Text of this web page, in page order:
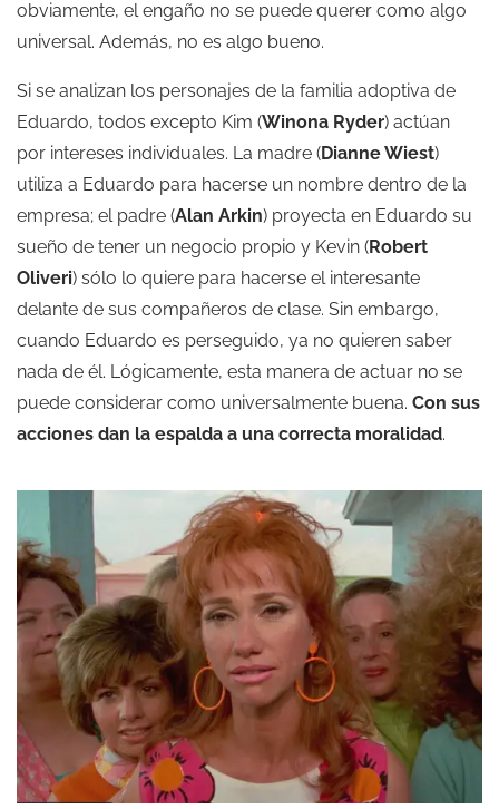
obviamente, el engaño no se puede querer como algo
universal. Además, no es algo bueno.
Si se analizan los personajes de la familia adoptiva de
Eduardo, todos excepto Kim (Winona Ryder) actúan
por intereses individuales. La madre (Dianne Wiest)
utiliza a Eduardo para hacerse un nombre dentro de la
empresa; el padre (Alan Arkin) proyecta en Eduardo su
sueño de tener un negocio propio y Kevin (Robert
Oliveri) sólo lo quiere para hacerse el interesante
delante de sus compañeros de clase. Sin embargo,
cuando Eduardo es perseguido, ya no quieren saber
nada de él. Lógicamente, esta manera de actuar no se
puede considerar como universalmente buena. Con sus
acciones dan la espalda a una correcta moralidad.